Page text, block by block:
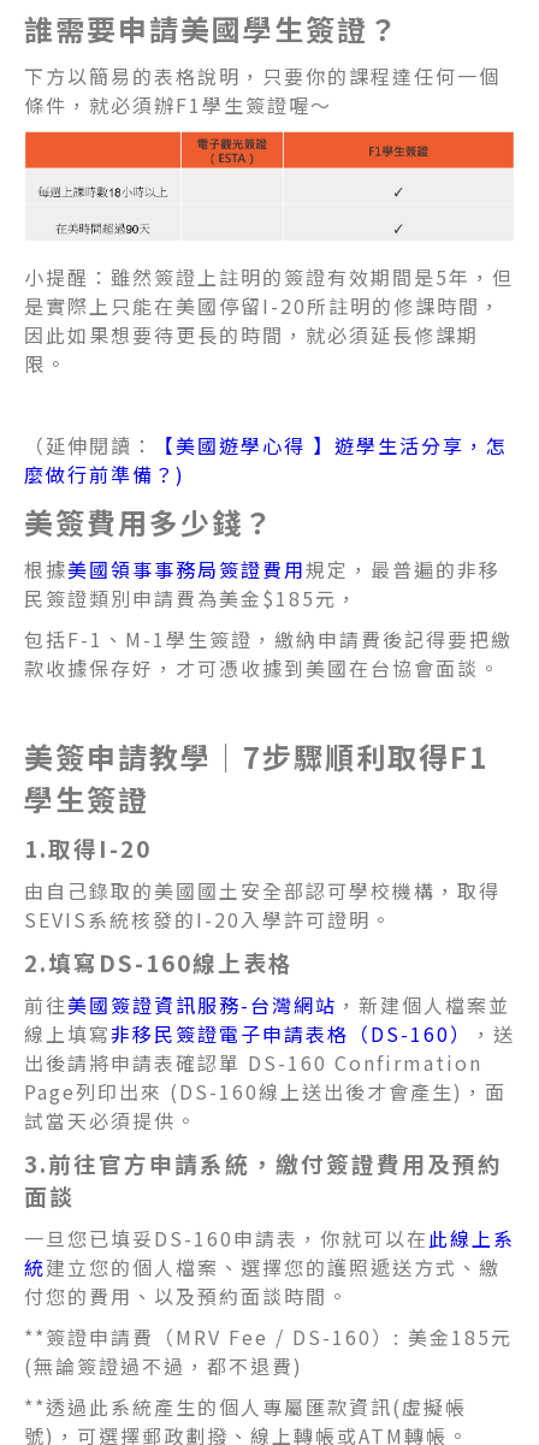
誰需要申請美國學生簽證？
下方以簡易的表格說明，只要你的課程達任何一個
條件，就必須辦F1學生簽證喔～
小提醒：雖然簽證上註明的簽證有效期間是5年，但
是實際上只能在美國停留I-20所註明的修課時間，
因此如果想要待更長的時間，就必須延長修課期
限。
（延伸閱讀：
【美國遊學心得 】遊學生活分享，怎
麼做行前準備？)
美簽費用多少錢？
根據美國領事事務局簽證費用規定，最普遍的非移
民簽證類別申請費為美金$185元，
包括F-1、M-1學生簽證，繳納申請費後記得要把繳
款收據保存好，才可憑收據到美國在台協會面談。
美簽申請教學｜7步驟順利取得F1
學生簽證
1.取得I-20
由自己錄取的美國國土安全部認可學校機構，取得
SEVIS系統核發的I-20入學許可證明。
2.填寫DS-160線上表格
前往美國簽證資訊服務-台灣網站 ，新建個人檔案並
線上填寫非移民簽證電子申請表格（DS-160） ， 送
出後請將申請表確認單 DS-160 Confirmation
Page列印出來 (DS-160線上送出後才會產生)，面
試當天必須提供。
3.前往官方申請系統，繳付簽證費用及預約
面談
一旦您已填妥DS-160申請表，你就可以在 此線上系
統建立您的個人檔案、選擇您的護照遞送方式、繳
付您的費用、以及預約面談時間。
**簽證申請費（MRV Fee / DS-160）: 美金185元
(無論簽證過不過，都不退費)
**透過此系統產生的個人專屬匯款資訊(虛擬帳
號)，可選擇郵政劃撥、線上轉帳或ATM轉帳。